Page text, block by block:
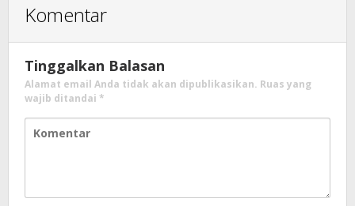
Komentar
Tinggalkan Balasan
Alamat email Anda tidak akan dipublikasikan. Ruas yang
wajib ditandai *